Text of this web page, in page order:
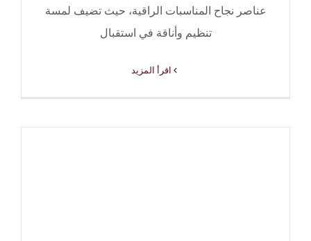
عناصر نجاح المناسبات الراقية، حيث تضيف لمسة
تنظيم وأناقة في استقبال